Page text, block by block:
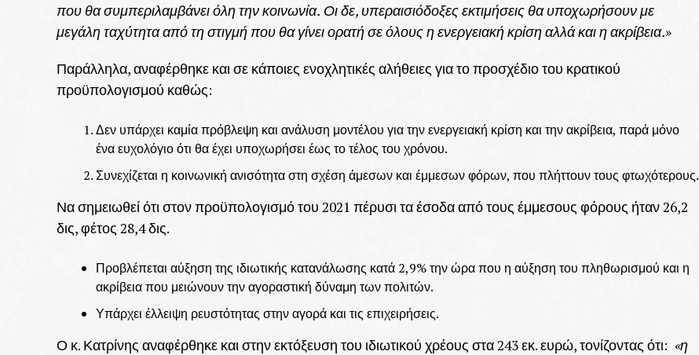
που θα συμπεριλαμβάνει όλη την κοινωνία. Οι δε, υπεραισιόδοξες εκτιμήσεις θα υποχωρήσουν με
μεγάλη ταχύτητα από τη στιγμή που θα γίνει ορατή σε όλους η ενεργειακή κρίση αλλά και η ακρίβεια.»
Παράλληλα, αναφέρθηκε και σε κάποιες ενοχλητικές αλήθειες για το προσχέδιο του κρατικού
προϋπολογισμού καθώς:
Δεν υπάρχει καμία πρόβλεψη και ανάλυση μοντέλου για την ενεργειακή κρίση και την ακρίβεια, παρά μόνο
ένα ευχολόγιο ότι θα έχει υποχωρήσει έως το τέλος του χρόνου.
Συνεχίζεται η κοινωνική ανισότητα στη σχέση άμεσων και έμμεσων φόρων, που πλήττουν τους φτωχότερους.
Να σημειωθεί ότι στον προϋπολογισμό του 2021 πέρυσι τα έσοδα από τους έμμεσους φόρους ήταν 26,2
δις, φέτος 28,4 δις.
Προβλέπεται αύξηση της ιδιωτικής κατανάλωσης κατά 2,9% την ώρα που η αύξηση του πληθωρισμού και η
ακρίβεια που μειώνουν την αγοραστική δύναμη των πολιτών.
Υπάρχει έλλειψη ρευστότητας στην αγορά και τις επιχειρήσεις.
Ο κ. Κατρίνης αναφέρθηκε και στην εκτόξευση του ιδιωτικού χρέους στα 243 εκ. ευρώ, τονίζοντας ότι: «η